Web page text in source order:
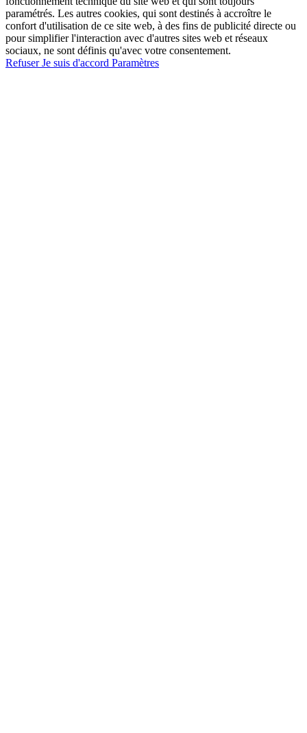
paramétrés. Les autres cookies, qui sont destinés à accroître le
confort d'utilisation de ce site web, à des fins de publicité directe ou
pour simplifier l'interaction avec d'autres sites web et réseaux
sociaux, ne sont définis qu'avec votre consentement.
RefuserJe suis d'accord Paramètres